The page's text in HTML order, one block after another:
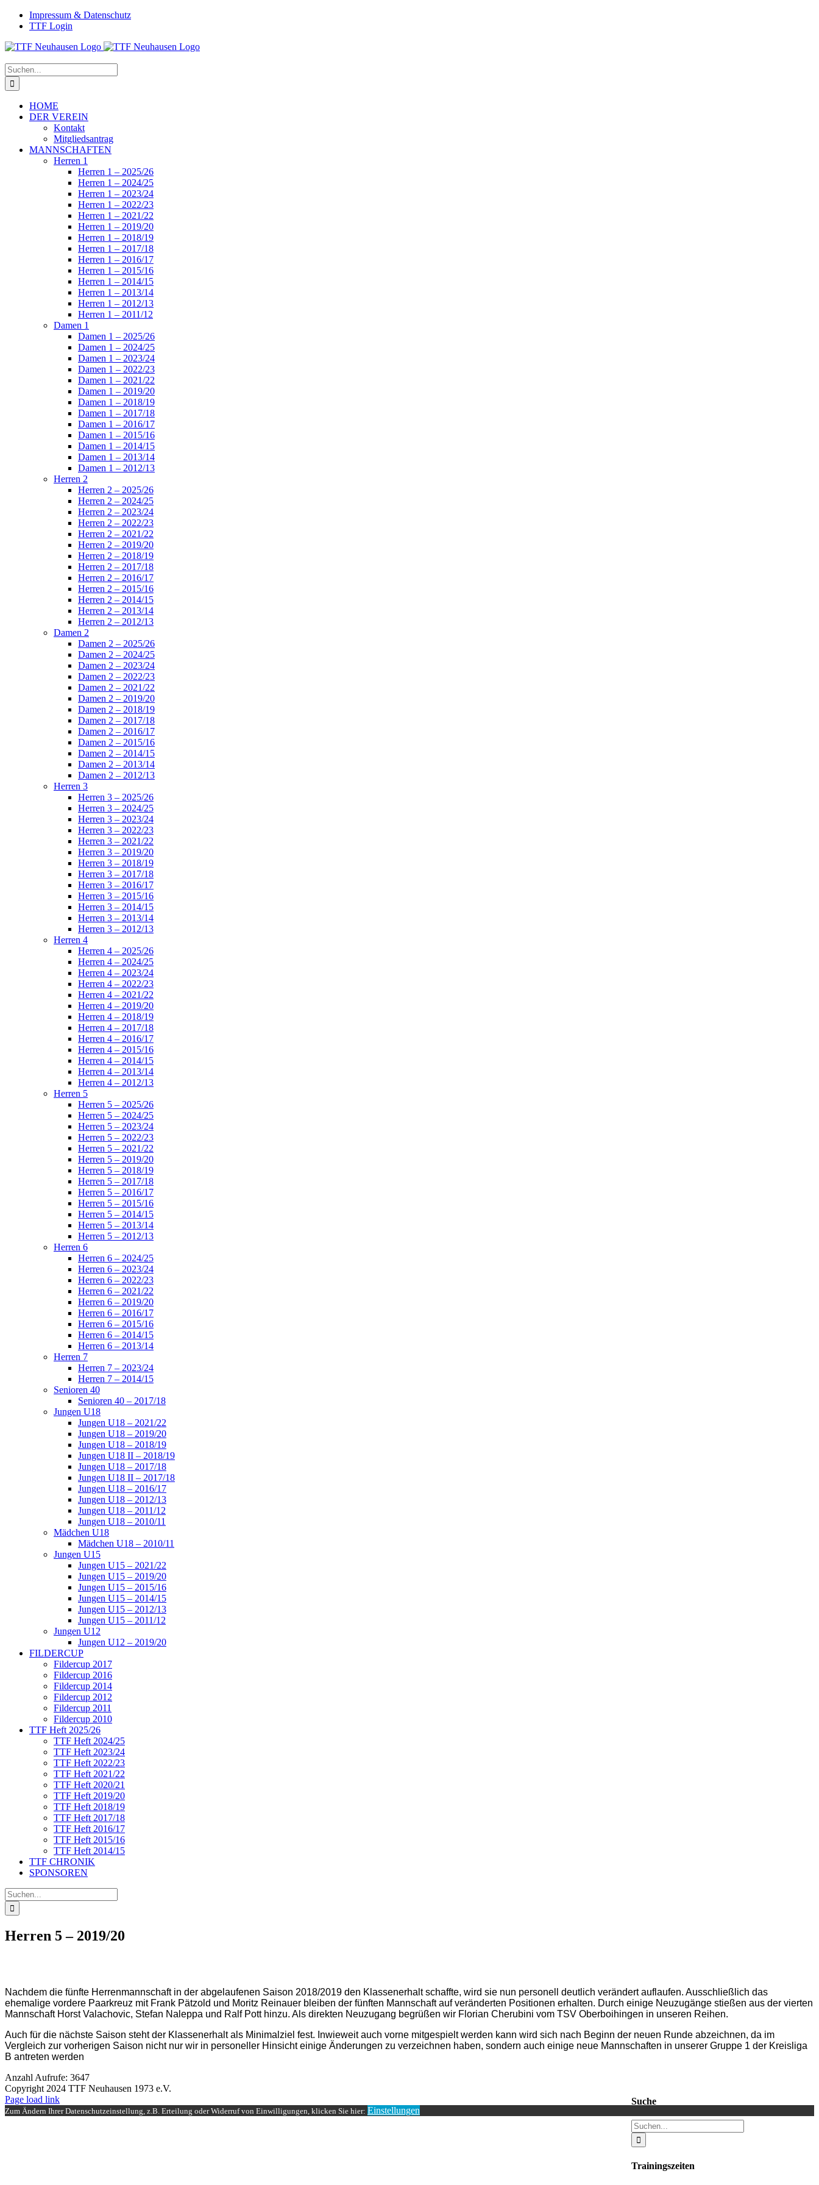
Zum
Inhalt
Facebook
InstagramImpressum & Datenschutz
TTF Login
Suche
nach:
HOME
DER VEREIN
Kontakt
Mitgliedsantrag
MANNSCHAFTEN
Herren 1
Herren 1 – 2025/26
Herren 1 – 2024/25
Herren 1 – 2023/24
Herren 1 – 2022/23
Herren 1 – 2021/22
Herren 1 – 2019/20
Herren 1 – 2018/19
Herren 1 – 2017/18
Herren 1 – 2016/17
Herren 1 – 2015/16
Herren 1 – 2014/15
Herren 1 – 2013/14
Herren 1 – 2012/13
Herren 1 – 2011/12
Damen 1
Damen 1 – 2025/26
Damen 1 – 2024/25
Damen 1 – 2023/24
Damen 1 – 2022/23
Damen 1 – 2021/22
Damen 1 – 2019/20
Damen 1 – 2018/19
Damen 1 – 2017/18
Damen 1 – 2016/17
Damen 1 – 2015/16
Damen 1 – 2014/15
Damen 1 – 2013/14
Damen 1 – 2012/13
Herren 2
Herren 2 – 2025/26
Herren 2 – 2024/25
Herren 2 – 2023/24
Herren 2 – 2022/23
Herren 2 – 2021/22
Herren 2 – 2019/20
Herren 2 – 2018/19
Herren 2 – 2017/18
Herren 2 – 2016/17
Herren 2 – 2015/16
Herren 2 – 2014/15
Herren 2 – 2013/14
Herren 2 – 2012/13
Damen 2
Damen 2 – 2025/26
Damen 2 – 2024/25
Damen 2 – 2023/24
Damen 2 – 2022/23
Damen 2 – 2021/22
Damen 2 – 2019/20
Damen 2 – 2018/19
Damen 2 – 2017/18
Damen 2 – 2016/17
Damen 2 – 2015/16
Damen 2 – 2014/15
Damen 2 – 2013/14
Damen 2 – 2012/13
Herren 3
Herren 3 – 2025/26
Herren 3 – 2024/25
Herren 3 – 2023/24
Herren 3 – 2022/23
Herren 3 – 2021/22
Herren 3 – 2019/20
Herren 3 – 2018/19
Herren 3 – 2017/18
Herren 3 – 2016/17
Herren 3 – 2015/16
Herren 3 – 2014/15
Herren 3 – 2013/14
Herren 3 – 2012/13
Herren 4
Herren 4 – 2025/26
Herren 4 – 2024/25
Herren 4 – 2023/24
Herren 4 – 2022/23
Herren 4 – 2021/22
Herren 4 – 2019/20
Herren 4 – 2018/19
Herren 4 – 2017/18
Herren 4 – 2016/17
Herren 4 – 2015/16
Herren 4 – 2014/15
Herren 4 – 2013/14
Herren 4 – 2012/13
Herren 5
Herren 5 – 2025/26
Herren 5 – 2024/25
Herren 5 – 2023/24
Herren 5 – 2022/23
Herren 5 – 2021/22
Herren 5 – 2019/20
Herren 5 – 2018/19
Herren 5 – 2017/18
Herren 5 – 2016/17
Herren 5 – 2015/16
Herren 5 – 2014/15
Herren 5 – 2013/14
Herren 5 – 2012/13
Herren 6
Herren 6 – 2024/25
Herren 6 – 2023/24
Herren 6 – 2022/23
Herren 6 – 2021/22
Herren 6 – 2019/20
Herren 6 – 2016/17
Herren 6 – 2015/16
Herren 6 – 2014/15
Herren 6 – 2013/14
Herren 7
Herren 7 – 2023/24
Herren 7 – 2014/15
Senioren 40
Senioren 40 – 2017/18
Jungen U18
Jungen U18 – 2021/22
Jungen U18 – 2019/20
Jungen U18 – 2018/19
Jungen U18 II – 2018/19
Jungen U18 – 2017/18
Jungen U18 II – 2017/18
Jungen U18 – 2016/17
Jungen U18 – 2012/13
Jungen U18 – 2011/12
Jungen U18 – 2010/11
Mädchen U18
Mädchen U18 – 2010/11
Jungen U15
Jungen U15 – 2021/22
Jungen U15 – 2019/20
Jungen U15 – 2015/16
Jungen U15 – 2014/15
Jungen U15 – 2012/13
Jungen U15 – 2011/12
Jungen U12
Jungen U12 – 2019/20
FILDERCUP
Fildercup 2017
Fildercup 2016
Fildercup 2014
Fildercup 2012
Fildercup 2011
Fildercup 2010
TTF Heft 2025/26
TTF Heft 2024/25
TTF Heft 2023/24
TTF Heft 2022/23
TTF Heft 2021/22
TTF Heft 2020/21
TTF Heft 2019/20
TTF Heft 2018/19
TTF Heft 2017/18
TTF Heft 2016/17
TTF Heft 2015/16
TTF Heft 2014/15
TTF CHRONIK
SPONSOREN
Suche
nach:
Herren 5 – 2019/20
Nachdem die fünfte Herrenmannschaft in der abgelaufenen Saison 2018/2019 den Klassenerhalt schaffte, wird sie nun personell deutlich verändert auflaufen. Ausschließlich das
ehemalige vordere Paarkreuz mit Frank Pätzold und Moritz Reinauer bleiben der fünften Mannschaft auf veränderten Positionen erhalten. Durch einige Neuzugänge stießen aus der vierten
Mannschaft Horst Valachovic, Stefan Naleppa und Ralf Pott hinzu. Als direkten Neuzugang begrüßen wir Florian Cherubini vom TSV Oberboihingen in unseren Reihen.
Auch für die nächste Saison steht der Klassenerhalt als Minimalziel fest. Inwieweit auch vorne mitgespielt werden kann wird sich nach Beginn der neuen Runde abzeichnen, da im
Vergleich zur vorherigen Saison nicht nur wir in personeller Hinsicht einige Änderungen zu verzeichnen haben, sondern auch einige neue Mannschaften in unserer Gruppe 1 der Kreisliga
B antreten werden
Anzahl Aufrufe: 3647
Suche
Suche
nach:
Trainingszeiten
Copyright 2024 TTF Neuhausen 1973 e.V.
Facebook
Instagram
Page load link
Zum Ändern Ihrer Datenschutzeinstellung, z.B. Erteilung oder Widerruf von Einwilligungen, klicken Sie hier: Einstellungen